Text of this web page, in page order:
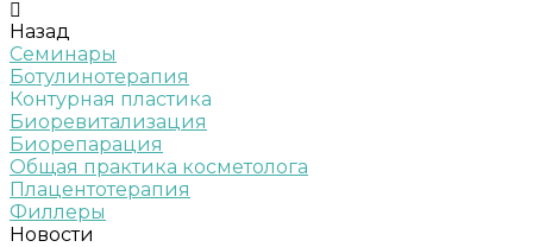
Назад
Семинары
Ботулинотерапия
Контурная пластика
Биоревитализация
Биорепарация
Общая практика косметолога
Плацентотерапия
Филлеры
Новости